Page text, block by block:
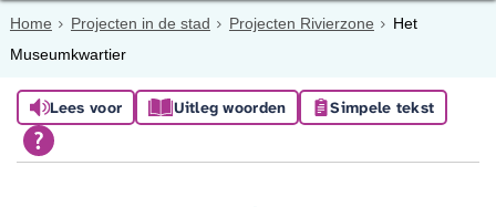
Home Projecten in de stad Projecten Rivierzone
Het
Museumkwartier
Lees voor Uitleg woorden Simpele tekst